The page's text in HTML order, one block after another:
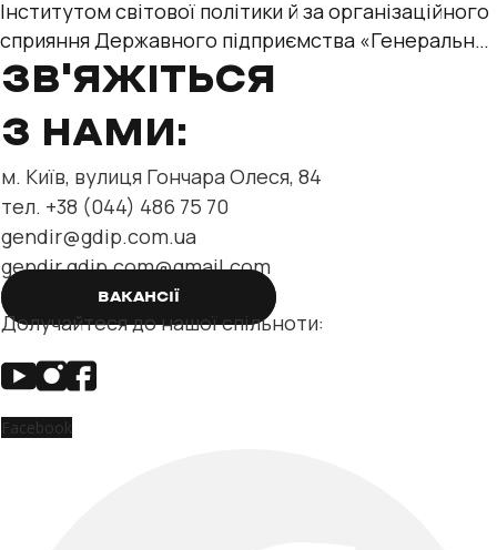
Інститутом світової політики й за організаційного
сприяння Державного підприємства «Генеральна
дирекція з обслуговування
ЗВ'ЯЖІТЬСЯ
З НАМИ:
м. Київ, вулиця Гончара Олеся, 84
тел. +38 (044) 486 75 70
gendir@gdip.com.ua
gendir.gdip.com@gmail.com
ВАКАНСІЇ
Долучайтеся до нашої спільноти:
Facebook